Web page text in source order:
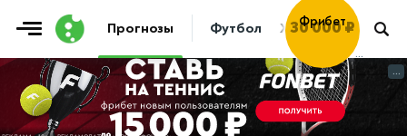
Прогнозы Футбол Хоккей Теннис
Фрибет
30 000 ₽
...
...